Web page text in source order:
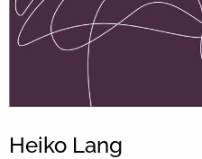
Heiko Lang